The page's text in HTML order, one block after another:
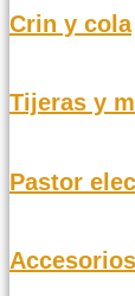
Crin y cola
Tijeras y
Pastor